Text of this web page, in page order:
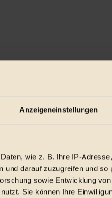
Anzeigeneinstellungen
wie z. B. Ihre IP-
darauf zuzugreifen und so
sowie Entwicklung
Sie können Ihre